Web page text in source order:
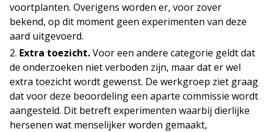
voortplanten. Overigens worden er, voor zover
bekend, op dit moment geen experimenten van deze
aard uitgevoerd.
Extra toezicht.Voor een andere categorie geldt dat
de onderzoeken niet verboden zijn, maar dat er wel
extra toezicht wordt gewenst. De werkgroep ziet graag
dat voor deze beoordeling een aparte commissie wordt
aangesteld. Dit betreft experimenten waarbij dierlijke
hersenen wat menselijker worden gemaakt,